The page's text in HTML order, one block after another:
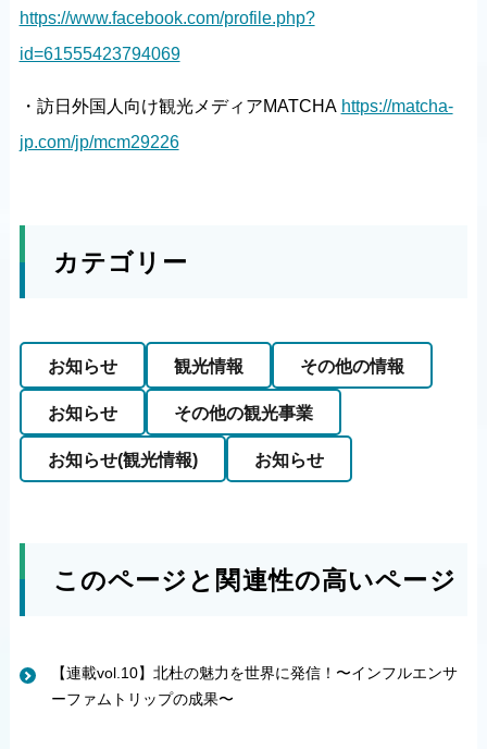
https://www.facebook.com/profile.php?
id=61555423794069
・訪日外国人向け観光メディアMATCHA https://matcha-
jp.com/jp/mcm29226
カテゴリー
お知らせ 観光情報 その他の情報
お知らせ その他の観光事業
お知らせ(観光情報) お知らせ
このページと関連性の高いページ
【連載vol.10】北杜の魅力を世界に発信！〜インフルエンサ
ーファムトリップの成果〜